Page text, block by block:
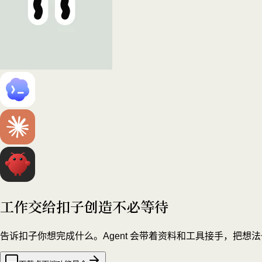
工作交给扣子创造不必等待
告诉扣子你想完成什么。Agent 会带着资料和工具接手，把想法